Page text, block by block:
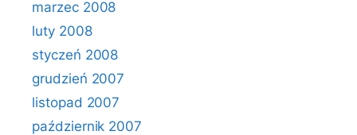
marzec 2008
luty 2008
styczeń 2008
grudzień 2007
listopad 2007
październik 2007